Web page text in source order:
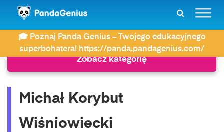
🎓 Poznaj Panda Genius – Twojego edukacyjnego
superbohatera! https://panda.pandagenius.com/
ZDAY Historia Michał Korybut Wiśniowiecki
Zobacz kategorię
Michał Korybut
Wiśniowiecki